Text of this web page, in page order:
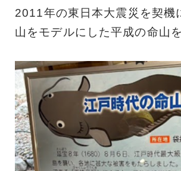
2011年の東日本大震災を契機
山をモデルにした平成の命山